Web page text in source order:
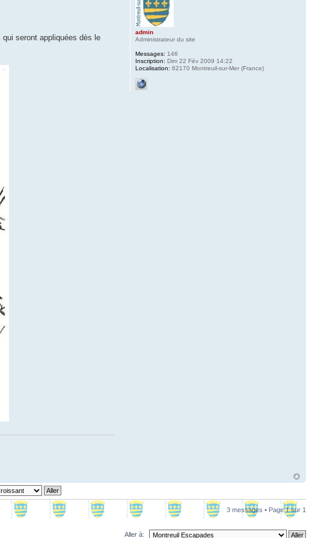
seront appliquées dès le
admin
Administrateur du site
Messages: 146
Inscription: Dim 22 Fév 2009 14:22
Localisation: 62170 Montreuil-sur-Mer (France)
3 messages • Page1sur 1
Aller à: